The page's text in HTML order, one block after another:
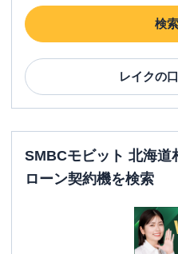
検
レイクの
SMBCモビット 北海道
ローン契約機を検索